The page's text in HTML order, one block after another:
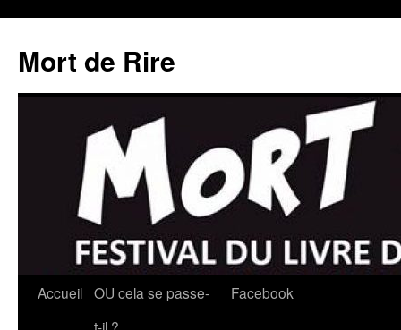
Mort de Rire
Aller
Accueil OU cela se passe-
Facebook